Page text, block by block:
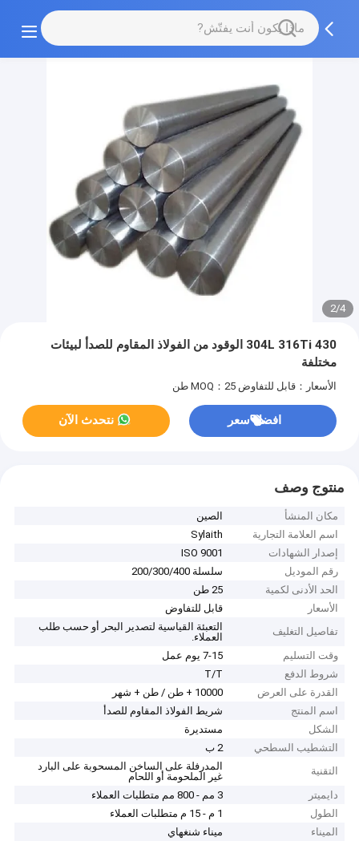
2/4
304L 316Ti 430 الوقود من الفولاذ المقاوم للصدأ لبيئات
مختلفة
الأسعار：قابل للتفاوض MOQ：25 طن
افضل سعر نتحدث الآن
منتوج وصف
مكان المنشأ
الصين
اسم العلامة التجارية
Sylaith
إصدار الشهادات
ISO 9001
رقم الموديل
سلسلة 200/300/400
الحد الأدنى لكمية
25 طن
الأسعار
قابل للتفاوض
تفاصيل التغليف
التعبئة القياسية لتصدير البحر أو حسب طلب
العملاء.
وقت التسليم
7-15 يوم عمل
شروط الدفع
T/T
القدرة على العرض
10000 + طن / طن + شهر
اسم المنتج
شريط الفولاذ المقاوم للصدأ
الشكل
مستديرة
التشطيب السطحي
2 ب
التقنية
المدرفلة على الساخن المسحوبة على البارد
غير الملحومة أو اللحام
دايميتر
3 مم - 800 مم متطلبات العملاء
الطول
1 م - 15 م متطلبات العملاء
الميناء
ميناء شنغهاي